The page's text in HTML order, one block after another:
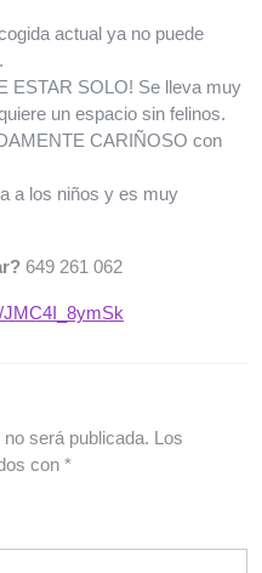
actual ya no puede
ESTAR SOLO! Se lleva muy
un espacio sin felinos.
CARIÑOSO con
a los niños y es muy
649 261 062
será publicada. Los
con *